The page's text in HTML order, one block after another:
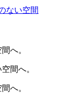
へ。
へ。